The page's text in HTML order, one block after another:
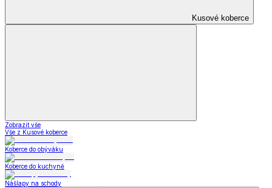
Kusové koberce
Zobrazit vše
Vše z Kusové koberce
Koberce do obýváku
Koberce do kuchyně
Nášlapy na schody